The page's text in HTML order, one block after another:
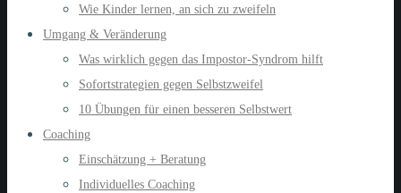
Wie Kinder lernen, an sich zu zweifeln
Umgang & Veränderung
Was wirklich gegen das Impostor-Syndrom hilft
Sofortstrategien gegen Selbstzweifel
10 Übungen für einen besseren Selbstwert
Coaching
Einschätzung + Beratung
Individuelles Coaching